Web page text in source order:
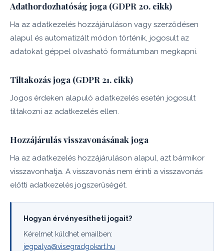
Adathordozhatóság joga (GDPR 20. cikk)
Ha az adatkezelés hozzájáruláson vagy szerződésen
alapul és automatizált módon történik, jogosult az
adatokat géppel olvasható formátumban megkapni.
Tiltakozás joga (GDPR 21. cikk)
Jogos érdeken alapuló adatkezelés esetén jogosult
tiltakozni az adatkezelés ellen.
Hozzájárulás visszavonásának joga
Ha az adatkezelés hozzájáruláson alapul, azt bármikor
visszavonhatja. A visszavonás nem érinti a visszavonás
előtti adatkezelés jogszerűségét.
Hogyan érvényesítheti jogait?
Kérelmet küldhet emailben:
jegpalya@visegradgokart.hu